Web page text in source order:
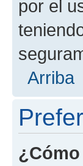
por el
Arriba